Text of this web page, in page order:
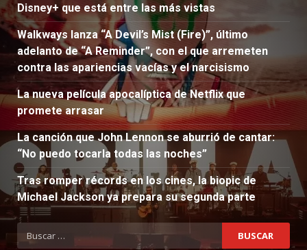
Disney+ que está entre las más vistas
Walkways lanza “A Devil’s Mist (Fire)”, último
adelanto de “A Reminder”, con el que arremeten
contra las apariencias vacías y el narcisismo
La nueva película apocalíptica de Netflix que
promete arrasar
La canción que John Lennon se aburrió de cantar:
“No puedo tocarla todas las noches”
Tras romper récords en los cines, la biopic de
Michael Jackson ya prepara su segunda parte
Buscar: